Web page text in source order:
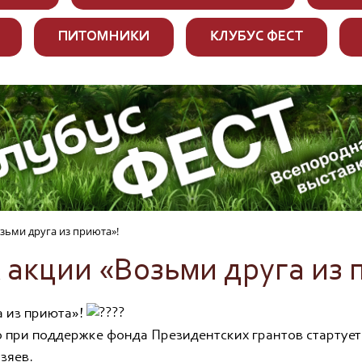
ПИТОМНИКИ КЛУБУС ФЕСТ
друга из приюта»!
«Возьми друга из
из приюта»!
поддержке фонда Президентских грантов